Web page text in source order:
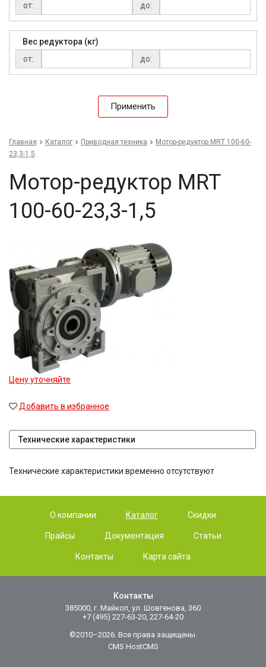
от:
до:
Вес редуктора (кг)
от:
до:
Применить
Главная Каталог Приводная техника
Мо­тор-ре­дук­тор MRT 100-60-
23,3-1,5
Мо­тор-ре­дук­тор MRT
100-60-23,3-1,5
Цену уточняйте
Добавить в избранное
Технические характеристики
Технические характеристики временно отсутствуют
О компании Каталог Скидки
Прайсы Документация Статьи
Контакты Карта сайта
Контакты
385000, г. Майкоп, ул. Шовгенова, 360
+7 (495) 227-63-20, 227-64-20
©2010–2026. Все права защищены.
CMS HostCMS